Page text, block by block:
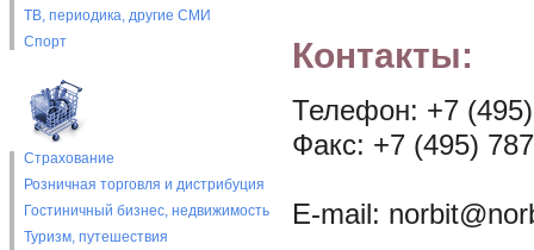
ТВ, периодика, другие СМИ
Спорт
Страхование
Розничная торговля и дистрибуция
Гостиничный бизнес, недвижимость
Туризм, путешествия
Контакты:
Телефон: +7
Факс: +7 (495)
E-mail: